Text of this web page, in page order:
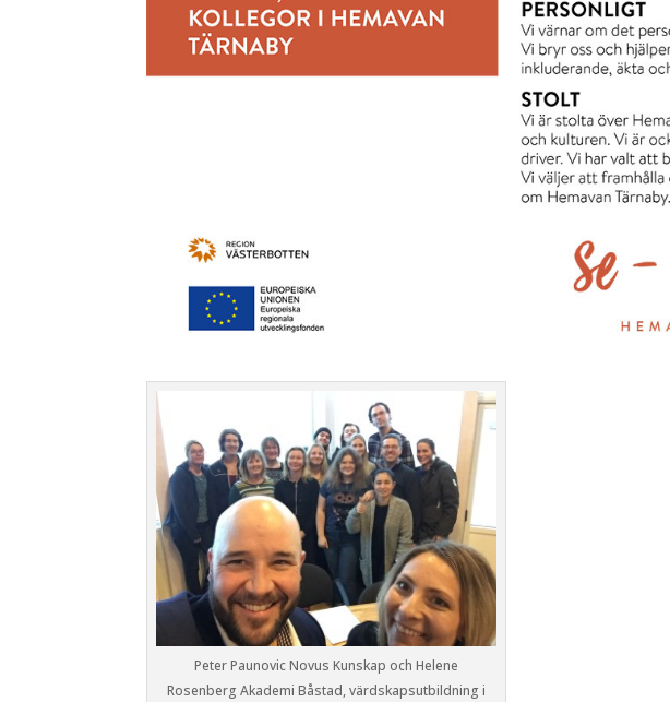
Peter Paunovic Novus Kunskap och Helene
Rosenberg Akademi Båstad, värdskapsutbildning i